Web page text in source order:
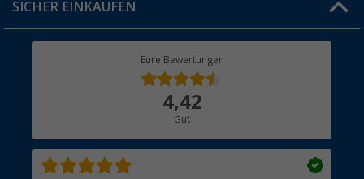
Rücksendung
SICHER EINKAUFEN
Eure Bewertungen
4,42
Gut